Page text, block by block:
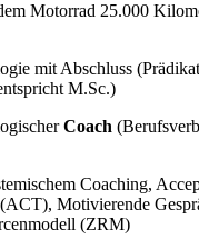
Motorrad 25.000
mit Abschluss
M.Sc.)
Coach
Coaching,
Motivierende
(ZRM)